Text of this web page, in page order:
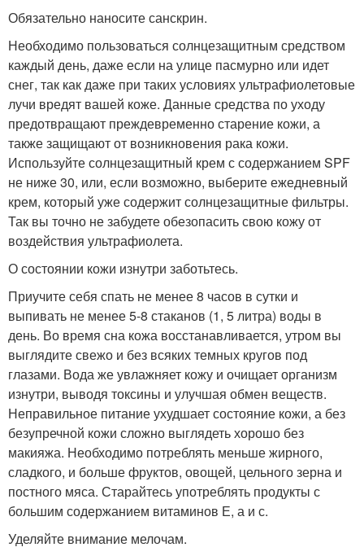
Обязательно наносите санскрин.
Необходимо пользоваться солнцезащитным средством
каждый день, даже если на улице пасмурно или идет
снег, так как даже при таких условиях ультрафиолетовые
лучи вредят вашей коже. Данные средства по уходу
предотвращают преждевременно старение кожи, а
также защищают от возникновения рака кожи.
Используйте солнцезащитный крем с содержанием SPF
не ниже 30, или, если возможно, выберите ежедневный
крем, который уже содержит солнцезащитные фильтры.
Так вы точно не забудете обезопасить свою кожу от
воздействия ультрафиолета.
О состоянии кожи изнутри заботьтесь.
Приучите себя спать не менее 8 часов в сутки и
выпивать не менее 5-8 стаканов (1, 5 литра) воды в
день. Во время сна кожа восстанавливается, утром вы
выглядите свежо и без всяких темных кругов под
глазами. Вода же увлажняет кожу и очищает организм
изнутри, выводя токсины и улучшая обмен веществ.
Неправильное питание ухудшает состояние кожи, а без
безупречной кожи сложно выглядеть хорошо без
макияжа. Необходимо потреблять меньше жирного,
сладкого, и больше фруктов, овощей, цельного зерна и
постного мяса. Старайтесь употреблять продукты с
большим содержанием витаминов Е, а и с.
Уделяйте внимание мелочам.